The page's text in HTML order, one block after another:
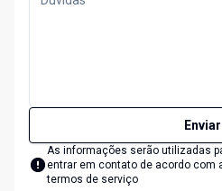
Enviar
As informações serão utilizadas
entrar em contato de acordo com
termos de serviço